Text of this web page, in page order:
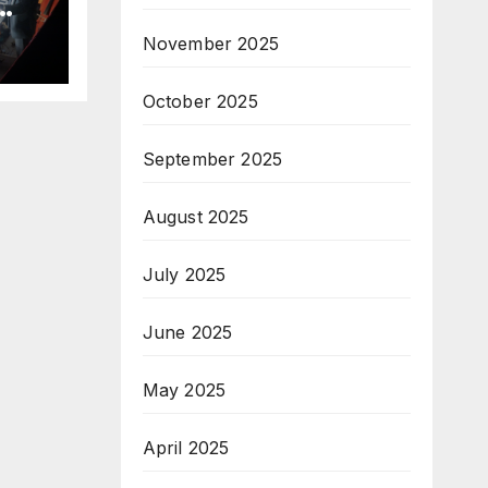
November 2025
October 2025
September 2025
August 2025
July 2025
June 2025
May 2025
April 2025